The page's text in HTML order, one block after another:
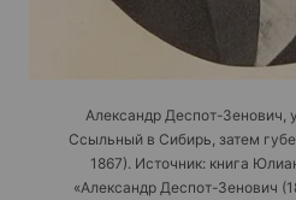
Александр Деспот-Зенович
Ссыльный в Сибирь, затем
1867). Источник: книга
«Александр Деспот-Зенович